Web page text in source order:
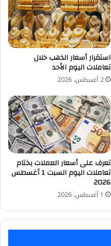
استقرار أسعار الذهب خلال
تعاملات اليوم الأحد
2 أغسطس، 2026
تعرف على أسعار العملات بختام
تعاملات اليوم السبت 1 أغسطس
2026
1 أغسطس، 2026